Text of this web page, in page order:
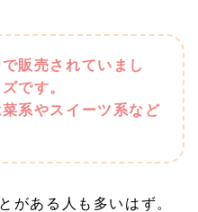
販売されていまし
です。
系やスイーツ系など
がある人も多いはず。